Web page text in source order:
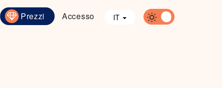
Prezzi Accesso IT